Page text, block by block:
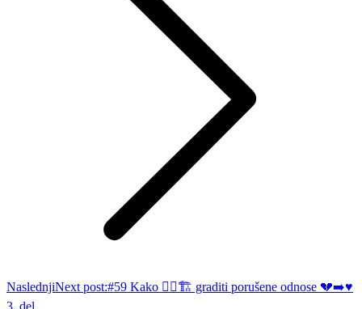
NaslednjiNext post:#59 Kako 👷‍♀️🏗️ graditi porušene odnose 💔➡️♥️
3. del